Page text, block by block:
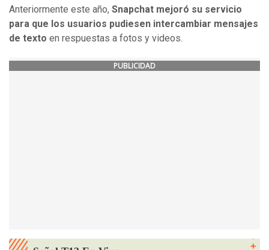
Anteriormente este año, Snapchat mejoró su servicio
para que los usuarios pudiesen intercambiar mensajes
de texto en respuestas a fotos y videos.
PUBLICIDAD